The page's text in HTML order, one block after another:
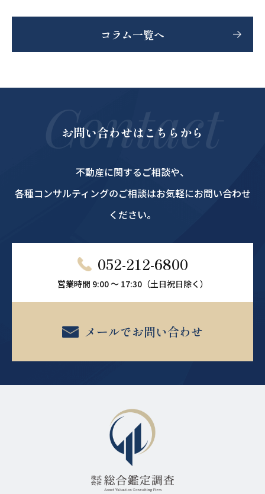
コラム一覧へ
Contact
お問い合わせはこちらから
不動産に関するご相談や、
各種コンサルティングのご相談はお気軽にお問い合わせ
ください。
052-212-6800
営業時間 9:00 ～ 17:30（土日祝日除く）
メールでお問い合わせ